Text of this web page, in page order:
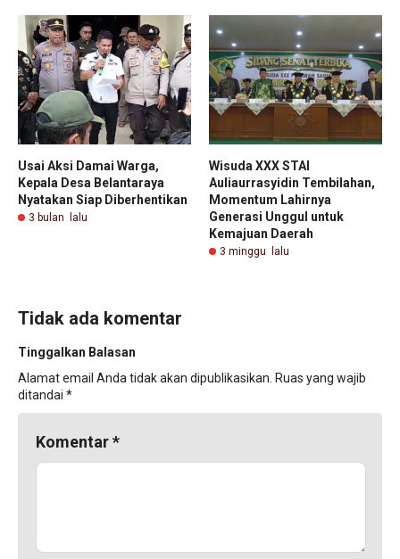
Usai Aksi Damai Warga,
Kepala Desa Belantaraya
Nyatakan Siap Diberhentikan
3 bulan lalu
Wisuda XXX STAI
Auliaurrasyidin Tembilahan,
Momentum Lahirnya
Generasi Unggul untuk
Kemajuan Daerah
3 minggu lalu
Tidak ada komentar
Tinggalkan Balasan
Alamat email Anda tidak akan dipublikasikan. Ruas yang wajib
ditandai *
Komentar*